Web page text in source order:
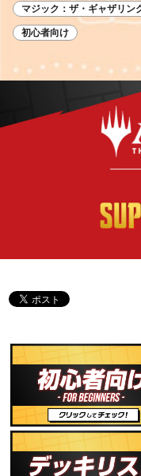
マジック：ザ・ギャザリン
初心者向け